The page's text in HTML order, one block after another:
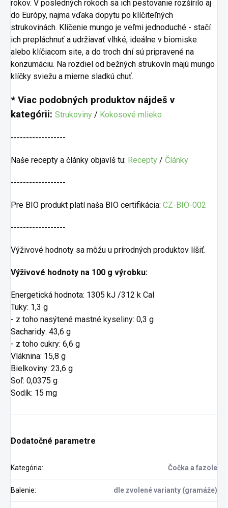
rokov. V posledných rokoch sa ich pestovanie rozšírilo aj
do Európy, najmä vďaka dopytu po klíčiteľných
strukovinách. Klíčenie mungo je veľmi jednoduché - stačí
ich prepláchnuť a udržiavať vlhké, ideálne v biomiske
alebo klíčiacom site, a do troch dní sú pripravené na
konzumáciu. Na rozdiel od bežných strukovín majú mungo
klíčky sviežu a mierne sladkú chuť.
* Viac podobných produktov nájdeš v
kategórii: Strukoviny / Kokosové mlieko
------------------
Naše recepty a články objavíš tu: Recepty / Články
------------------
Pre BIO produkt platí naša BIO certifikácia: CZ-BIO-002
------------------
Výživové hodnoty sa môžu u prírodných produktov líšiť.
Výživové hodnoty na 100 g výrobku:
Energetická hodnota: 1305 kJ /312 k Cal
Tuky: 1,3 g
- z toho nasýtené mastné kyseliny: 0,3 g
Sacharidy: 43,6 g
- z toho cukry: 6,6 g
Vláknina: 15,8 g
Bielkoviny: 23,6 g
Soľ: 0,0375 g
Sodík: 15 mg
Dodatočné parametre
Kategória: Čočka a fazole
Balenie: dle zvolené varianty (gramáže)